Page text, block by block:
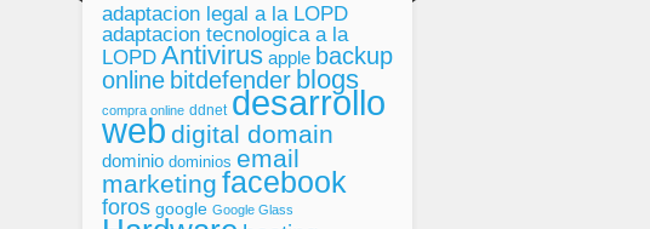
adaptacion legal a la LOPD
adaptacion tecnologica a la
LOPD Antivirus apple backup
online bitdefender blogs
compra online ddnet desarrollo
web digital domain
dominio dominios email
marketing facebook
foros google Google Glass